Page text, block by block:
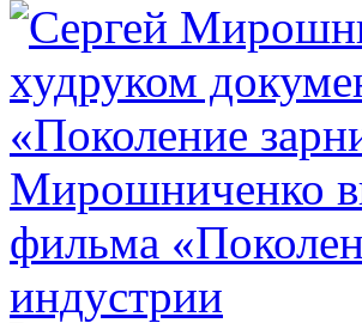
Мирошниченко
фильма
индустрии